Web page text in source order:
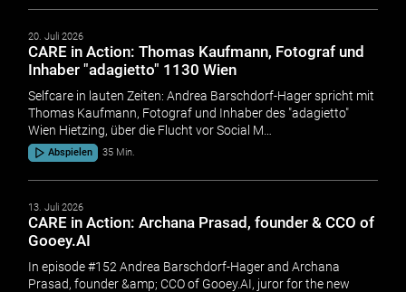
20. Juli 2026
CARE in Action: Thomas Kaufmann, Fotograf und
Inhaber "adagietto" 1130 Wien
Selfcare in lauten Zeiten: Andrea Barschdorf-Hager spricht mit
Thomas Kaufmann, Fotograf und Inhaber des "adagietto"
Wien Hietzing, über die Flucht vor Social M…
Abspielen 35 Min.
13. Juli 2026
CARE in Action: Archana Prasad, founder & CCO of
Gooey.AI
In episode #152 Andrea Barschdorf-Hager and Archana
Prasad, founder &amp; CCO of Gooey.AI, juror for the new